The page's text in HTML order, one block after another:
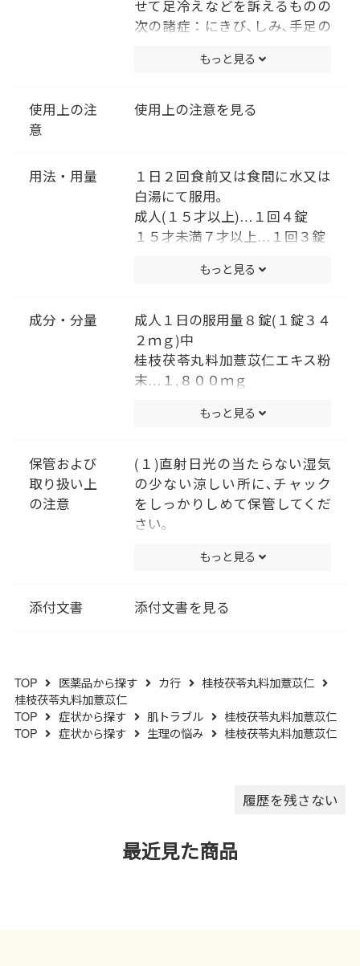
せて足冷えなどを訴えるものの
次の諸症：にきび､しみ､手足の
不順､血の道症
出産､産後､更年期など女性のホ
経症状および身体症状を指しま
す｡
もっと見る
使用上の注
意
使用上の注意を見る
用法・用量
１日２回食前又は食間に水又は
白湯にて服用｡
成人(１５才以上)…１回４錠
１５才未満７才以上…１回３錠
５才未満は服用しないこと
小児に服用させる場合には、保
護者の指導監督のもとに服用さ
せてください。
もっと見る
成分・分量
成人１日の服用量８錠(１錠３４
２ｍｇ)中
桂枝茯苓丸料加薏苡仁エキス粉
末…１,８００ｍｇ
トウニン･シャクヤク各２.０ｇ､
添加物として､二酸化ケイ素､ク
ロスＣＭＣ-Ｎａ､セルロース､ス
テアリン酸Ｍｇ､ヒプロメロー
ス､酸化チタン､カルナウバロウ
もっと見る
保管および
取り扱い上
の注意
(１)直射日光の当たらない湿気
の少ない涼しい所に､チャック
をしっかりしめて保管してくだ
さい｡
管してください｡
ください｡(誤用の原因になった
(５)水分が錠剤につきますと､変
ありますので､誤って水滴を落と
したり､ぬれた手で触れないでく
もっと見る
添付文書 添付文書を見る
TOP 医薬品から探す カ行
桂枝茯苓丸料加薏苡仁
桂枝茯苓丸料加薏苡仁
TOP
症状から探す 肌トラブル
桂枝茯苓丸料加薏苡仁
TOP
症状から探す 生理の悩み 桂枝茯苓丸料加薏苡仁
履歴を残さない
最近見た商品